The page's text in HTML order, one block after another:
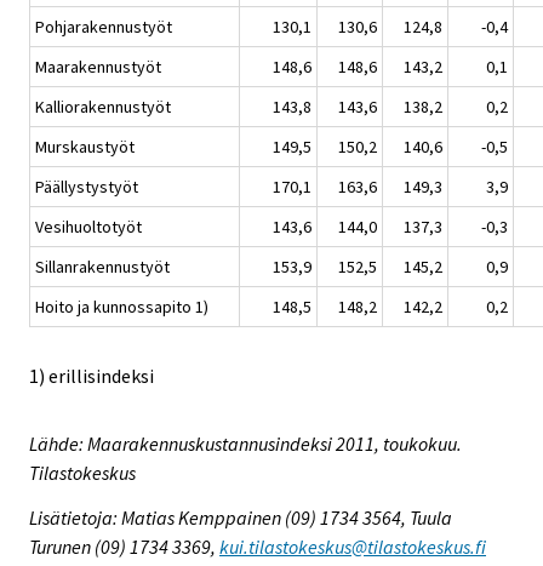
Pohjarakennustyöt
130,1 130,6 124,8
-0,4
Maarakennustyöt
148,6 148,6 143,2
0,1
Kalliorakennustyöt
143,8 143,6 138,2
0,2
Murskaustyöt
149,5 150,2 140,6
-0,5
Päällystystyöt
170,1 163,6 149,3
3,9
Vesihuoltotyöt
143,6 144,0 137,3
-0,3
Sillanrakennustyöt
153,9 152,5 145,2
0,9
Hoito ja kunnossapito 1)
148,5 148,2 142,2 0,2
1) erillisindeksi
Lähde: Maarakennuskustannusindeksi 2011, toukokuu.
Tilastokeskus
Lisätietoja: Matias Kemppainen (09) 1734 3564, Tuula
Turunen (09) 1734 3369, kui.tilastokeskus@tilastokeskus.fi